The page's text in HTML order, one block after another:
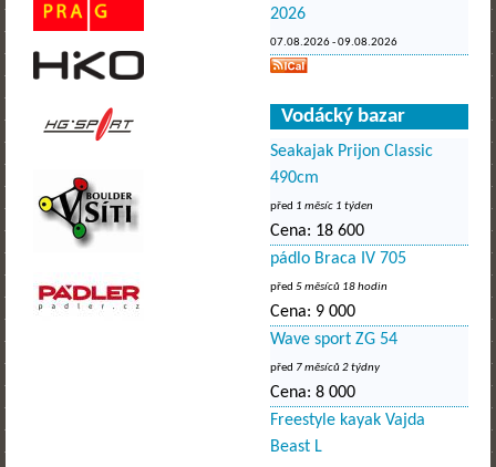
2026
07.08.2026-09.08.2026
Vodácký bazar
Seakajak Prijon Classic
490cm
před 1 měsíc 1 týden
Cena: 18 600
pádlo Braca IV 705
před 5 měsíců 18 hodin
Cena: 9 000
Wave sport ZG 54
před 7 měsíců 2 týdny
Cena: 8 000
Freestyle kayak Vajda
Beast L